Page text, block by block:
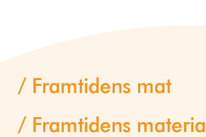
Framtidens mat
Framtidens material